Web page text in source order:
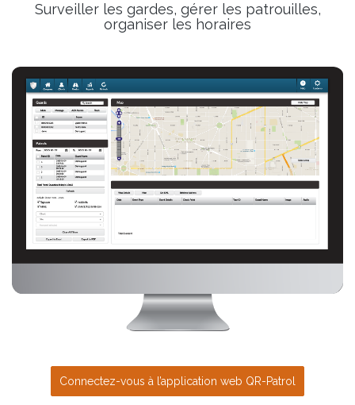
Surveiller les gardes, gérer les patrouilles,
organiser les horaires
Connectez-vous à l’application web QR-Patrol